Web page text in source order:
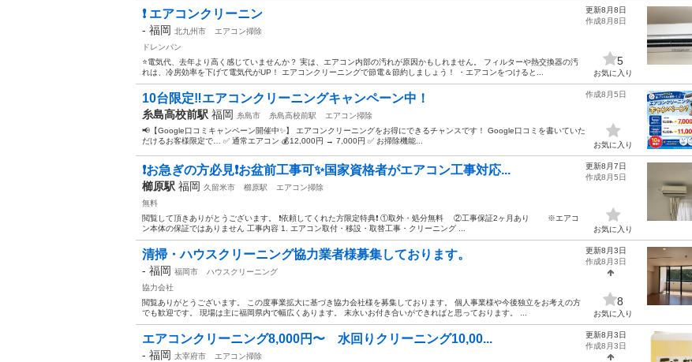
❗️ エアコンクリーニン
- 福岡 北九州市
エアコン掃除
ドレンパン
⭐️電気代、去年より高く感じていませんか？ 実は、エアコン内部の汚れが原因かもしれません。 フィルターや熱交換器の汚
れは、冷房効率を下げて電気代がUP！ エアコンクリーニングで節電＆節約しましょう！ ・エアコンをつけると...
更新8月8日
作成8月8日
5
お気に入り
10台限定‼️エアコンクリーニングキャンペーン中！
糸島高校前駅 福岡 糸島市 糸島高校前駅
エアコン掃除
📢【Google口コミキャンペーン開催中✨】 エアコンクリーニングをお得にできるチャンスです！ Google口コミを書いていた
だけるお客様限定で… ✅ 通常エアコン 💰12,000円 → 7,000円 ✅ お掃除機能...
作成8月5日
お気に入り
❗️お急ぎの方必見❗️お盆前工事可✨国家資格者がエアコン工事対応...
櫛原駅 福岡 久留米市 櫛原駅
エアコン掃除
無料
閲覧して頂きありがとうございます。 ❗️依頼してくれた方限定特典❗️ ①取外・処分無料 ②工事保証2ヶ月あり ※エアコ
ン本体の保証ではありません 工事内容 1. エアコン取付・移設・取替工事・クリーニング ...
更新8月7日
作成8月5日
お気に入り
清掃・ハウスクリーニング協力業者様募集しております。
- 福岡 福岡市
ハウスクリーニング
協力会社
閲覧ありがとうございます。 この度事業拡大に基づき協力会社様を募集しております。 個人事業様や今後独立をお考えの方
でも歓迎です。 現場は主に福岡県内で幅広くあります。 末永いお付き合いができればと思っております。 ...
更新8月3日
作成8月3日
8
お気に入り
エアコンクリーニング8,000円〜 水回りクリーニング10,00...
- 福岡 太宰府市
エアコン掃除
更新8月3日
作成8月3日